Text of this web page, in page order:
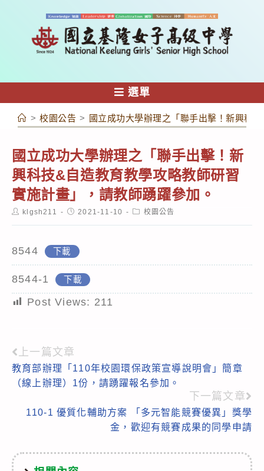
容
選單
> 校園公告 > 國立成功大學辦理之「聯手出擊！新興科
國立成功大學辦理之「聯手出擊！新
興科技&自造教育教學攻略教師研習
實施計畫」，請教師踴躍參加。
Postklgsh211
Post2021-11-10
Post校園公告
8544 下載
8544-1 下載
Post Views: 211
Read
more
上一篇文章
教育部辦理「110年校園環保政策宣導說明會」簡章
（線上辦理）1份，請踴躍報名參加。
下一篇文章
110-1 優質化輔助方案 「多元智能競賽優異」獎學
金，歡迎有競賽成果的同學申請